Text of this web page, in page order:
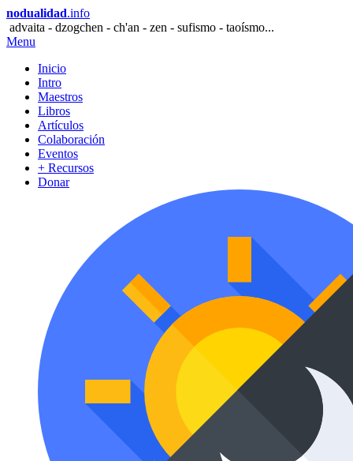
nodualidad.info
advaita - dzogchen - ch'an - zen - sufismo - taoísmo...
Menu
Inicio
Intro
Maestros
Libros
Artículos
Colaboración
Eventos
+ Recursos
Donar